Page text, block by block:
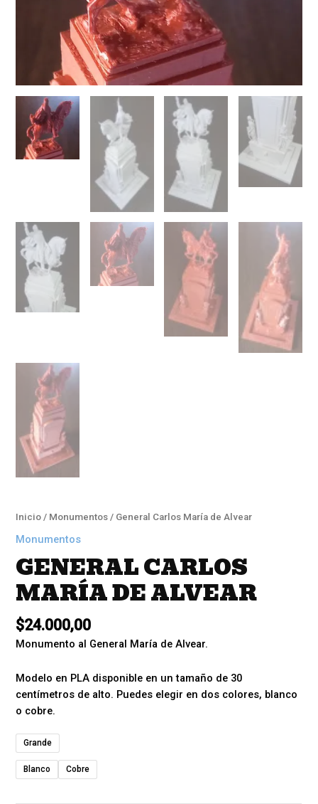
Inicio / Monumentos / General Carlos María de Alvear
Monumentos
GENERAL CARLOS
MARÍA DE ALVEAR
$24.000,00
Monumento al General María de Alvear.
Modelo en PLA disponible en un tamaño de 30
centímetros de alto. Puedes elegir en dos colores, blanco
o cobre.
Grande
Blanco Cobre